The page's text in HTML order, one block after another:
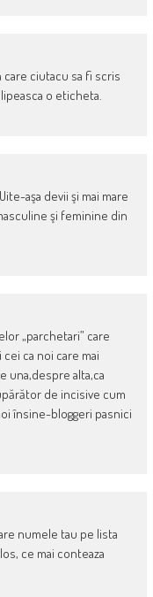
care ciutacu sa fi scris
o eticheta.
aşa devii şi mai mare
şi feminine din
„parchetari” care
ca noi care mai
una,despre alta,ca
de incisive cum
însine-bloggeri pasnici
numele tau pe lista
ce mai conteaza